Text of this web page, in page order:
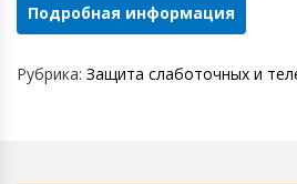
Подробная информация
Рубрика: Защита слаботочных и